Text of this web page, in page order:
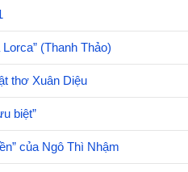
(Thanh Thảo)
thơ Xuân Diệu
biệt”
của Ngô Thì Nhậm